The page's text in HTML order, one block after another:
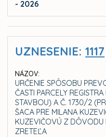
- 2026
UZNESENIE: 1117
NÁZOV:
URČENIE SPÔSOBU
ČASTI PARCELY
STAVBOU) A Č. 1730/2
ŠACA PRE MILANA
KUZEVIČOVÚ Z
ZRETEĽA